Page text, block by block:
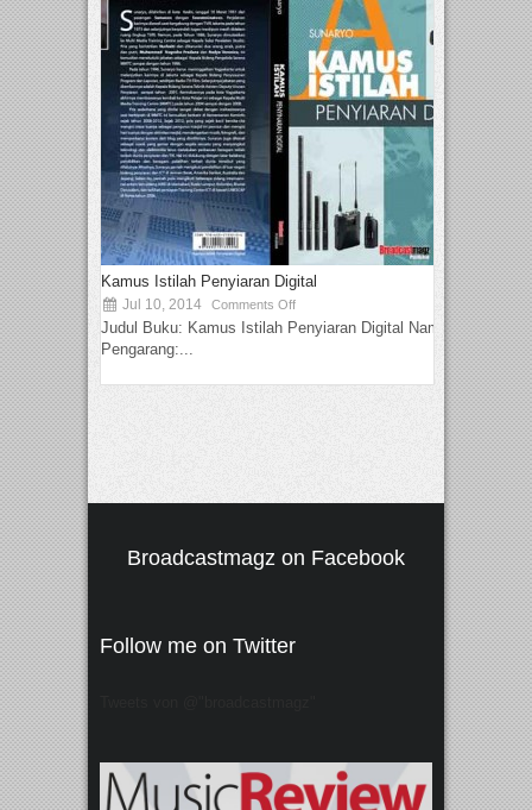
Kamus Istilah Penyiaran Digital
Jul 10, 2014 Comments Off
Judul Buku: Kamus Istilah Penyiaran Digital Nama
Pengarang:...
Broadcastmagz on Facebook
Follow me on Twitter